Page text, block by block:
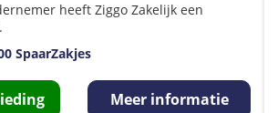
heeft Ziggo Zakelijk een
SpaarZakjes
Meer informatie